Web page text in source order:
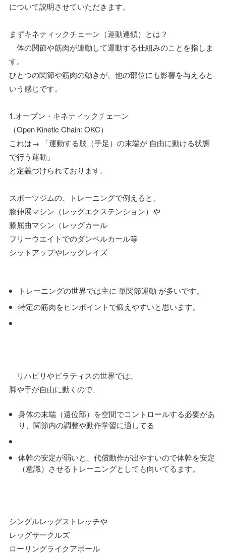
について説明させていただきます。
まずキネティックチェーン（運動連鎖）とは？
体の関節や筋肉が連動して運動する仕組みのことを指しま
す。
ひとつの関節や筋肉の動きが、他の部位にも影響を与えると
いう感じです。
1.オープン・キネティックチェーン
（Open Kinetic Chain: OKC）
これは→ 「運動する肢（手足）の末端が 自由に動ける状態
で行う運動」
と定義づけられております。
スポーツジムの、トレーニングで例えると、
膝伸展マシン（レッグエクステンション）や
膝屈曲マシン（レッグカール
フリーウエイトでのダンベルカール等
シットアップやレッグレイズ
トレーニングの世界では主に 単関節運動 が多いです。
特定の筋肉をピンポイントで鍛えやすいと思います。
リハビリやピラティスの世界では、
脚や手が自由に動くので、
身体の末端（遠位部）を空間でコントロールする必要があ
り、関節内の調整や動作学習に適してる
体幹の安定が弱いと、代償動作が出やすいので体幹を安定
（意識）させるトレーニングとしても向いてるます。
シングルレッグストレッチや
レッグサークルズ
ローリングライクアポール